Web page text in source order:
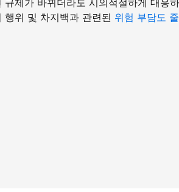
규제가 바뀌더라도 시의적절하게 대응
행위 및 차지백과 관련된 위험 부담도